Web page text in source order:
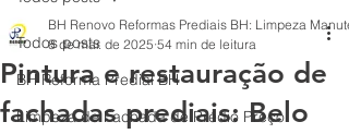
Todos posts
BH Reforma Predial BH
Limpeza de Fachada de Prédio Preço
Pintura e restauração de
fachadas prediais: Belo
BH Renovo Reformas Prediais BH: Limpeza
8 de mar. de 2025 54 min de leitura